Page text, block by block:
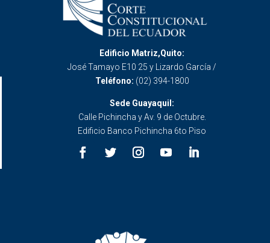
Edificio Matriz,Quito:
José Tamayo E10 25 y Lizardo García /
Teléfono: (02) 394-1800
Sede Guayaquil:
Calle Pichincha y Av. 9 de Octubre.
Edificio Banco Pichincha 6to Piso